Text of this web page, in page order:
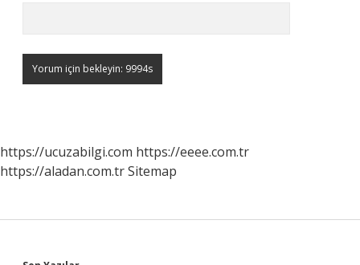
https://ucuzabilgi.com https://eeee.com.tr
https://aladan.com.trSitemap